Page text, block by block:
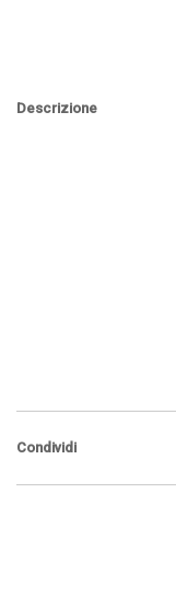
Descrizione
Condividi